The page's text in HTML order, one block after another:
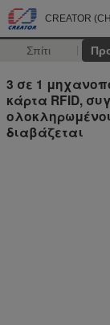
CREATOR
Σπίτι
3 σε 1
κάρτα RFID,
διαβάζεται